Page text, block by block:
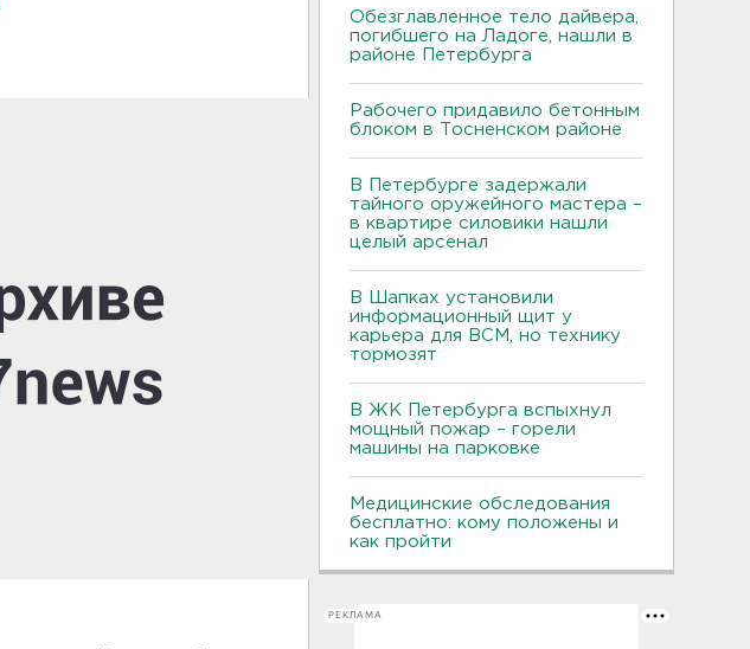
Обезглавленное тело дайвера,
погибшего на Ладоге, нашли в
районе Петербурга
Рабочего придавило бетонным
блоком в Тосненском районе
В Петербурге задержали
тайного оружейного мастера –
в квартире силовики нашли
целый арсенал
В Шапках установили
информационный щит у
карьера для ВСМ, но технику
тормозят
В ЖК Петербурга вспыхнул
мощный пожар – горели
машины на парковке
Медицинские обследования
бесплатно: кому положены и
как пройти
РЕКЛАМА